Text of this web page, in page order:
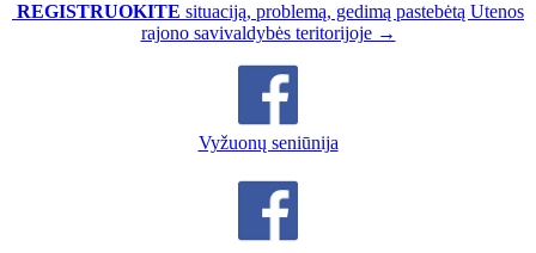
REGISTRUOKITE situaciją, problemą, gedimą pastebėtą Utenos
rajono savivaldybės teritorijoje →
Vyžuonų seniūnija